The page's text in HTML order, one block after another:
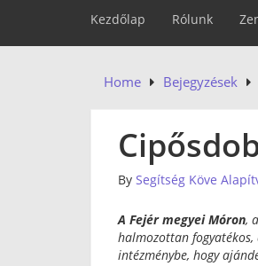
Kezdőlap Rólunk
Home Bejegyzések
By Segítség Köve
A Fejér megyei Móron,
halmozottan fogyatékos,
intézménybe, hogy